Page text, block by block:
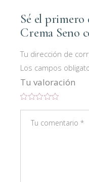
Sé el primero
Crema Seno
Tu dirección de
Los campos
Tu valoración